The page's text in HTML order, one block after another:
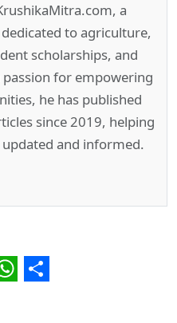
a
to agriculture,
scholarships, and
for empowering
he has published
since 2019, helping
and informed.
Share